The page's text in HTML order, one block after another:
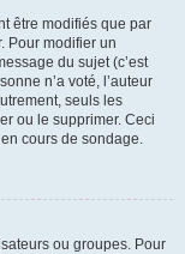
être modifiés que par
Pour modifier un
du sujet (c’est
n’a voté, l’auteur
seuls les
ou le supprimer. Ceci
cours de sondage.
ou groupes. Pour